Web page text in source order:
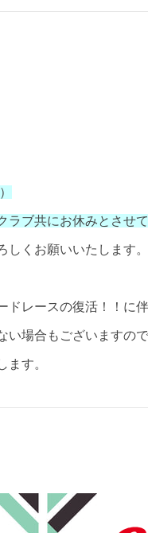
ブ共にお休みとさせて
しくお願いいたします。
ドレースの復活！！に
い場合もございますの
ます。